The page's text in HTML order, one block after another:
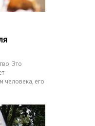
Это
человека, его